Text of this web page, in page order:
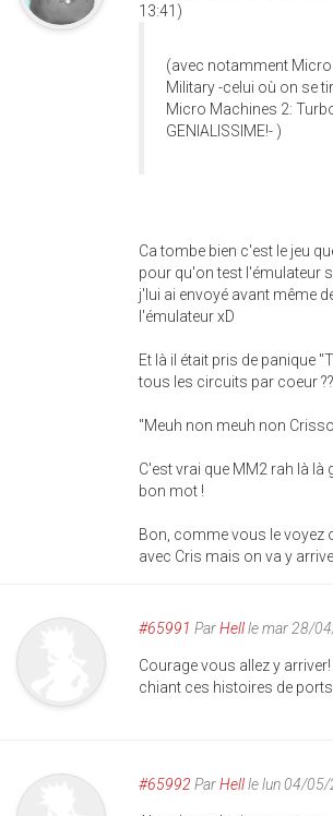
13:41)
(avec notamment
Military -celui où on se
Micro Machines 2:
GENIALISSIME!- )
Ca tombe bien c'est le jeu
pour qu'on test l'émulateur
j'lui ai envoyé avant même
l'émulateur xD
Et là il était pris de panique
tous les circuits par coeur
"Meuh non meuh non
C'est vrai que MM2 rah là là
bon mot !
Bon, comme vous le voyez
avec Cris mais on va y
#65991 ParHellle mar 28/
Courage vous allez y
chiant ces histoires de ports.
#65992 ParHellle lun 04/